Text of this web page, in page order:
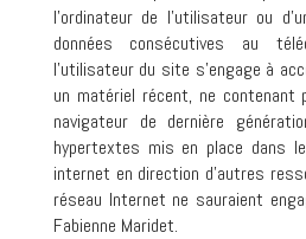
l’ordinateur de l’utilisateur ou
données consécutives au
l’utilisateur du site s’engage à
un matériel récent, ne contenant
navigateur de dernière
hypertextes mis en place dans
internet en direction d’autres
réseau Internet ne sauraient
Fabienne Maridet.